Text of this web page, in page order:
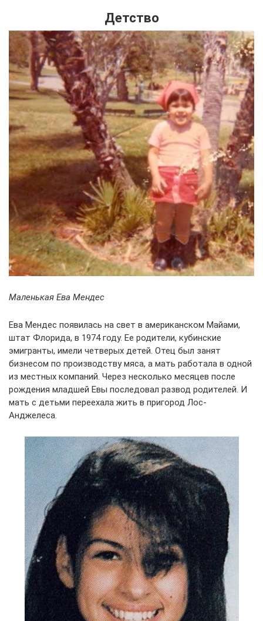
Детство
Маленькая Ева Мендес
Ева Мендес появилась на свет в американском Майами,
штат Флорида, в 1974 году. Ее родители, кубинские
эмигранты, имели четверых детей. Отец был занят
бизнесом по производству мяса, а мать работала в одной
из местных компаний. Через несколько месяцев после
рождения младшей Евы последовал развод родителей. И
мать с детьми переехала жить в пригород Лос-
Анджелеса.